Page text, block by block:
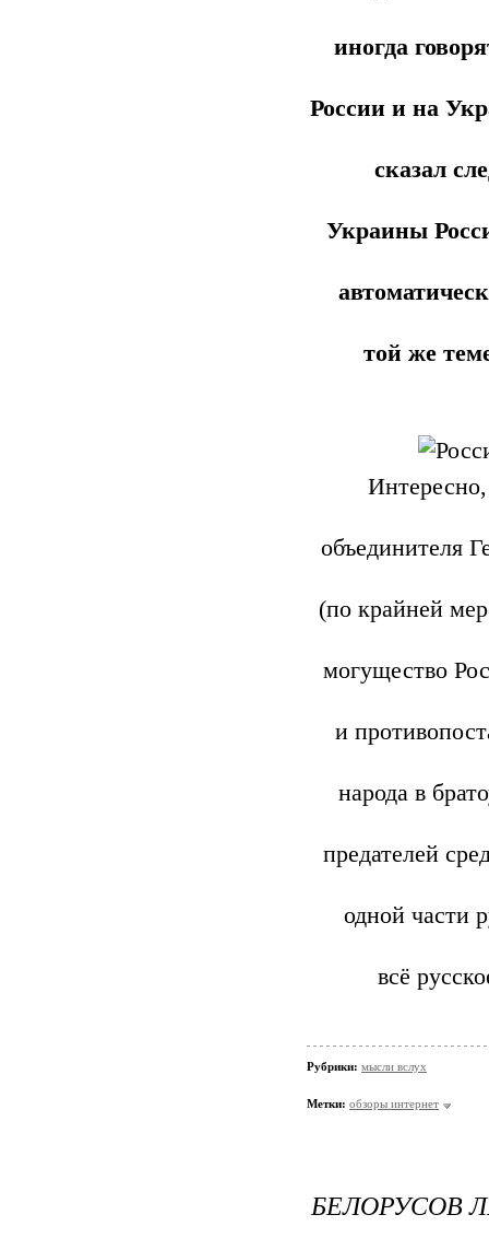
иногда
России и на
сказал
Украины
той же
объединителя
(по крайней
могущество
и
народа в
предателей
одной части
всё
Рубрики: мысли вслух
Метки: обзоры интернет
БЕЛОРУСОВ